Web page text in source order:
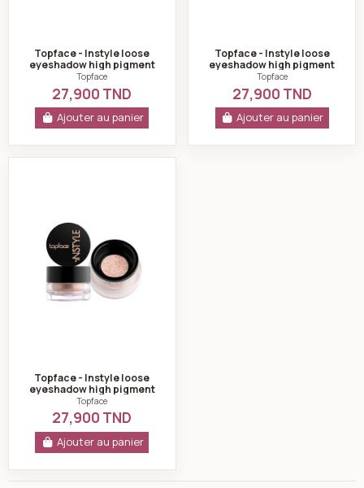
Topface - Instyle loose
eyeshadow high pigment
pt511-102
Topface
27,900 TND
Ajouter au panier
Topface - Instyle loose
eyeshadow high pigment
pt511-104
Topface
27,900 TND
Ajouter au panier
Topface - Instyle loose
eyeshadow high pigment
pt511-103
Topface
27,900 TND
Ajouter au panier